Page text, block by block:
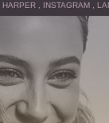
HARPER INSTAGRAM